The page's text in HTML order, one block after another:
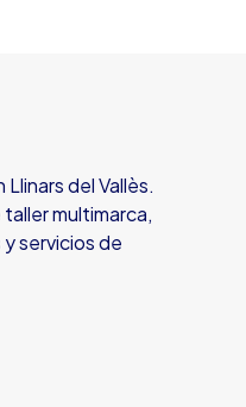
del Vallès.
multimarca,
servicios de